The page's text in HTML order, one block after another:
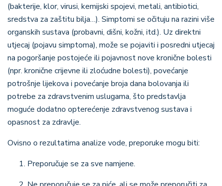
(bakterije, klor, virusi, kemijski spojevi, metali, antibiotici,
sredstva za zaštitu bilja…). Simptomi se očituju na razini više
organskih sustava (probavni, dišni, kožni, itd.). Uz direktni
utjecaj (pojavu simptoma), može se pojaviti i posredni utjecaj
na pogoršanje postojeće ili pojavnost nove kronične bolesti
(npr. kronične crijevne ili zloćudne bolesti), povećanje
potrošnje lijekova i povećanje broja dana bolovanja ili
potrebe za zdravstvenim uslugama, što predstavlja
moguće dodatno opterećenje zdravstvenog sustava i
opasnost za zdravlje.
Ovisno o rezultatima analize vode, preporuke mogu biti:
Preporučuje se za sve namjene.